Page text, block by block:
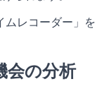
ムレコーダー」を
会の分析